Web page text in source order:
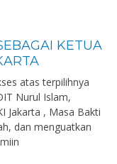
KETUA
atas terpilihnya
Nurul Islam,
Jakarta , Masa Bakti
dan menguatkan